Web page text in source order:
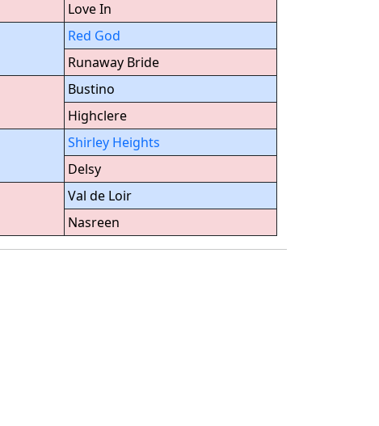
Love In
Red God
Runaway Bride
Bustino
Highclere
Shirley Heights
Delsy
Val de Loir
Nasreen